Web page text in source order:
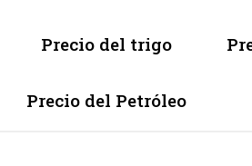
Precio del trigo
Precio del Petróleo